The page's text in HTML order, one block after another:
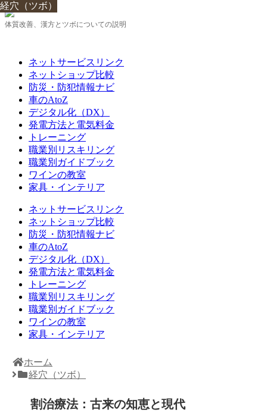
体質改善、漢方とツボについての説明
ネットサービスリンク
ネットショップ比較
防災・防犯情報ナビ
車のAtoZ
デジタル化（DX）
発電方法と電気料金
トレーニング
職業別リスキリング
職業別ガイドブック
ワインの教室
家具・インテリア
ネットサービスリンク
ネットショップ比較
防災・防犯情報ナビ
車のAtoZ
デジタル化（DX）
発電方法と電気料金
トレーニング
職業別リスキリング
職業別ガイドブック
ワインの教室
家具・インテリア
ホーム
経穴（ツボ）
割治療法：古来の知恵と現代
経穴（ツボ）
経穴（ツボ）
経穴（ツボ）
経穴（ツボ）
経穴（ツボ）
経穴（ツボ）
経穴（ツボ）
経穴（ツボ）
経穴（ツボ）